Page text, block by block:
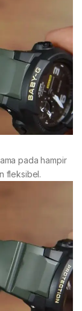
pada hampir
fleksibel.